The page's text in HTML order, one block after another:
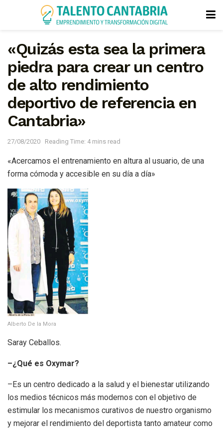
«Quizás esta sea la primera
piedra para crear un centro
de alto rendimiento
deportivo de referencia en
Cantabria»
27/08/2020 Reading Time: 4 mins read
«Acercamos el entrenamiento en altura al usuario, de una
forma cómoda y accesible en su día a día»
Alberto De la Mora
Saray Ceballos.
–¿Qué es Oxymar?
–Es un centro dedicado a la salud y el bienestar utilizando
los medios técnicos más modernos con el objetivo de
estimular los mecanismos curativos de nuestro organismo
y mejorar el rendimiento del deportista tanto amateur como